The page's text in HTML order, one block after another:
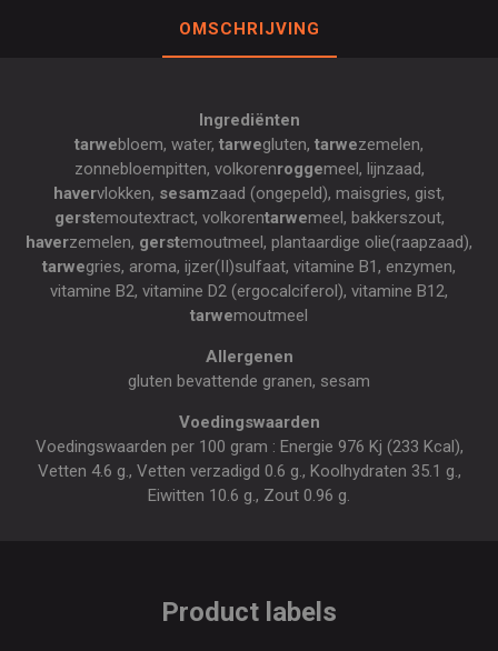
OMSCHRIJVING
Ingrediënten
tarwebloem, water, tarwegluten, tarwezemelen,
zonnebloempitten, volkorenroggemeel, lijnzaad,
havervlokken, sesamzaad (ongepeld), maisgries, gist,
gerstemoutextract, volkorentarwemeel, bakkerszout,
haverzemelen, gerstemoutmeel, plantaardige olie(raapzaad),
tarwegries, aroma, ijzer(II)sulfaat, vitamine B1, enzymen,
vitamine B2, vitamine D2 (ergocalciferol), vitamine B12,
tarwemoutmeel
Allergenen
gluten bevattende granen, sesam
Voedingswaarden
Voedingswaarden per 100 gram : Energie 976 Kj (233 Kcal),
Vetten 4.6 g., Vetten verzadigd 0.6 g., Koolhydraten 35.1 g.,
Eiwitten 10.6 g., Zout 0.96 g.
Product labels